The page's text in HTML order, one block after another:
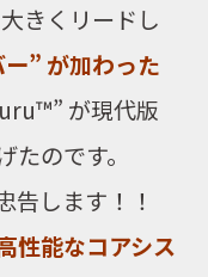
きくリードし
” が加わった
が現代版
のです。
告します！！
性能なコアシス